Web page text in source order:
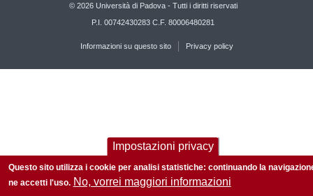
© 2026 Università di Padova - Tutti i diritti riservati
P.I. 00742430283 C.F. 80006480281
Informazioni su questo sito Privacy policy
Impostazioni privacy
Questo sito utilizza i cookie per analisi statistiche: continuando la
ne accetti l'uso. No, vorrei maggiori informazioni